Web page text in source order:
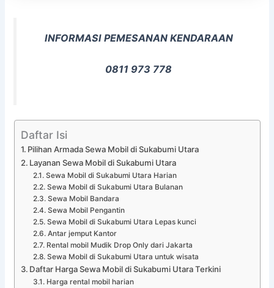
INFORMASI PEMESANAN KENDARAAN
0811 973 778
Daftar Isi
Pilihan Armada Sewa Mobil di Sukabumi Utara
Layanan Sewa Mobil di Sukabumi Utara
Sewa Mobil di Sukabumi Utara Harian
Sewa Mobil di Sukabumi Utara Bulanan
Sewa Mobil Bandara
Sewa Mobil Pengantin
Sewa Mobil di Sukabumi Utara Lepas kunci
Antar jemput Kantor
Rental mobil Mudik Drop Only dari Jakarta
Sewa Mobil di Sukabumi Utara untuk wisata
Daftar Harga Sewa Mobil di Sukabumi Utara Terkini
Harga rental mobil harian